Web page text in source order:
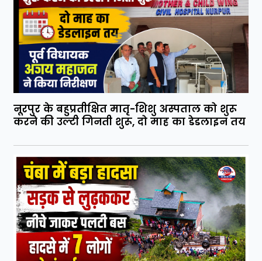
नूरपुर के बहुप्रतीक्षित मातृ-शिशु अस्पताल को शुरू
करने की उल्टी गिनती शुरू, दो माह का डेडलाइन तय